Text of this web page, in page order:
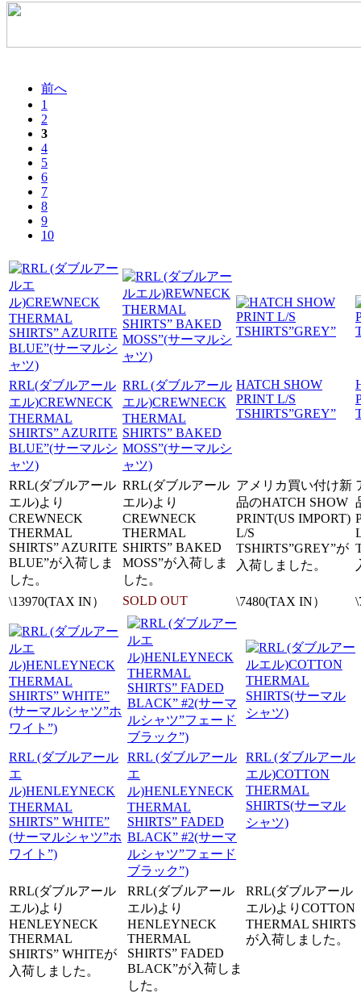
前へ
1
2
3
4
5
6
7
8
9
10
RRL(ダブルアール
エル)CREWNECK
THERMAL
SHIRTS” AZURITE
BLUE”(サーマルシ
ャツ)
RRL (ダブルアール
エル)CREWNECK
THERMAL
SHIRTS” BAKED
MOSS”(サーマルシ
ャツ)
HATCH SHOW
PRINT L/S
TSHIRTS”GREY”
RRL(ダブルアール
エル)より
CREWNECK
THERMAL
SHIRTS” AZURITE
BLUE”が入荷しま
した。
RRL(ダブルアール
エル)より
CREWNECK
THERMAL
SHIRTS” BAKED
MOSS”が入荷しま
した。
アメリカ買い付け新
品のHATCH SHOW
PRINT(US IMPORT)
L/S
TSHIRTS”GREY”が
入荷しました。
\13970(TAX IN） SOLD OUT \7480(TAX IN）
RRL (ダブルアール
エ
ル)HENLEYNECK
THERMAL
SHIRTS” WHITE”
(サーマルシャツ”ホ
ワイト”)
RRL (ダブルアール
エ
ル)HENLEYNECK
THERMAL
SHIRTS” FADED
BLACK” #2(サーマ
ルシャツ”フェード
ブラック”)
RRL (ダブルアール
エル)COTTON
THERMAL
SHIRTS(サーマル
シャツ)
RRL(ダブルアール
エル)より
HENLEYNECK
THERMAL
SHIRTS” WHITEが
入荷しました。
RRL(ダブルアール
エル)より
HENLEYNECK
THERMAL
SHIRTS” FADED
BLACK”が入荷しま
した。
RRL(ダブルアール
エル)よりCOTTON
THERMAL SHIRTS
が入荷しました。